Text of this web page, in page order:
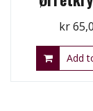
kr
Add